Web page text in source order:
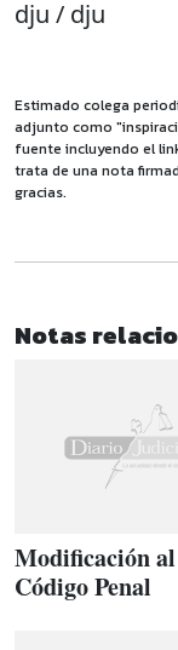
dju / dju
Estimado colega
adjunto como
fuente incluyendo el
trata de una nota
gracias.
Notas
Modificación al
Código Penal